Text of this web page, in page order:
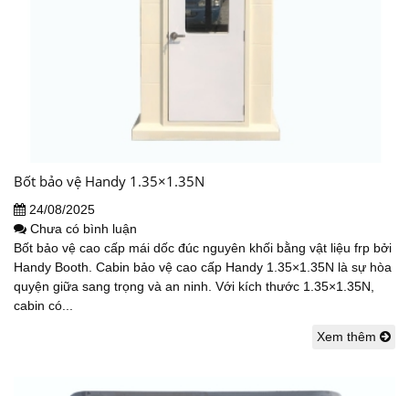
Bốt bảo vệ Handy 1.35×1.35N
24/08/2025
Chưa có bình luận
Bốt bảo vệ cao cấp mái dốc đúc nguyên khối bằng vật liệu frp bởi
Handy Booth. Cabin bảo vệ cao cấp Handy 1.35×1.35N là sự hòa
quyện giữa sang trọng và an ninh. Với kích thước 1.35×1.35N,
cabin có...
Xem thêm